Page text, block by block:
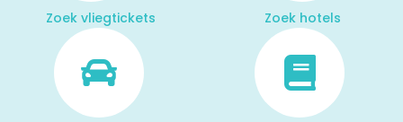
Zoek vliegtickets Zoek hotels